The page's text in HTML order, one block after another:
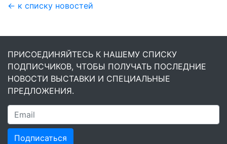
← к списку новостей
ПРИСОЕДИНЯЙТЕСЬ К НАШЕМУ СПИСКУ
ПОДПИСЧИКОВ, ЧТОБЫ ПОЛУЧАТЬ ПОСЛЕДНИЕ
НОВОСТИ ВЫСТАВКИ И СПЕЦИАЛЬНЫЕ
ПРЕДЛОЖЕНИЯ.
Подписаться